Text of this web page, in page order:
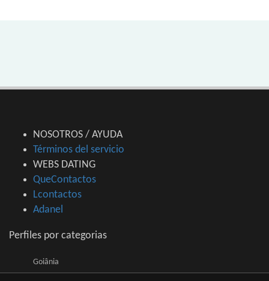
NOSOTROS / AYUDA
Términos del servicio
WEBS DATING
QueContactos
Lcontactos
Adanel
Perfiles por categorias
Goiânia